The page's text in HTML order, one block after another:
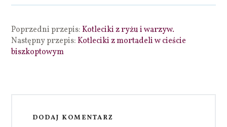
Poprzedni przepis:Kotleciki z ryżu i warzyw.
Następny przepis:Kotleciki z mortadeli w cieście
biszkoptowym
DODAJ KOMENTARZ